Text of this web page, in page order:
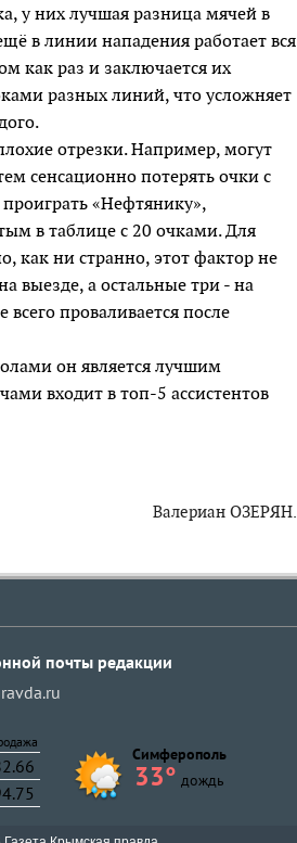
у них лучшая разница мячей в
в линии нападения работает вся
как раз и заключается их
разных линий, что усложняет
отрезки. Например, могут
сенсационно потерять очки с
«Нефтянику»,
в таблице с 20 очками. Для
как ни странно, этот фактор не
выезде, а остальные три - на
проваливается после
он является лучшим
входит в топ-5 ассистентов
Валериан ОЗЕРЯН.
почты pедакции
Симферополь
33° дождь